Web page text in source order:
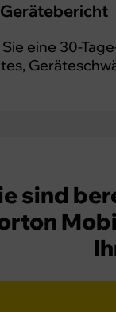
Gerätebericht
eine 30-
sind